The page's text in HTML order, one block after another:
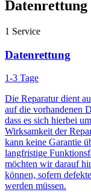
Datenrettung
1 Service
Datenrettung
1-3 Tage
Die Reparatur dient
auf die vorhandenen
dass es sich hierbei
Wirksamkeit der
kann keine Garantie
langfristige
möchten wir darauf
können, sofern
werden müssen.